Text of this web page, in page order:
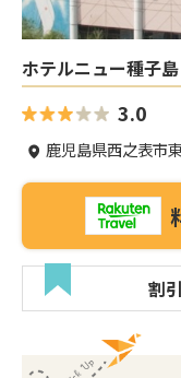
ホテルニュー種子
3.0
鹿児島県西之表市
割